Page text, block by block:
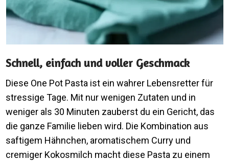
Schnell, einfach und voller Geschmack
Diese One Pot Pasta ist ein wahrer Lebensretter für
stressige Tage. Mit nur wenigen Zutaten und in
weniger als 30 Minuten zauberst du ein Gericht, das
die ganze Familie lieben wird. Die Kombination aus
saftigem Hähnchen, aromatischem Curry und
cremiger Kokosmilch macht diese Pasta zu einem